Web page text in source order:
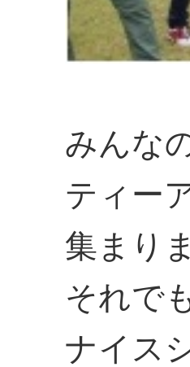
みんな
ティー
集まり
それで
ナイス